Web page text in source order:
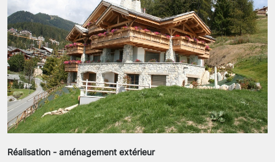
Réalisation - aménagement extérieur